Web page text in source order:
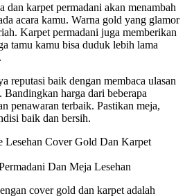
dan karpet permadani akan menambah
acara kamu. Warna gold yang glamor
Karpet permadani juga memberikan
tamu kamu bisa duduk lebih lama
reputasi baik dengan membaca ulasan
Bandingkan harga dari beberapa
penawaran terbaik. Pastikan meja,
baik dan bersih.
Dan Meja Lesehan
cover gold dan karpet adalah